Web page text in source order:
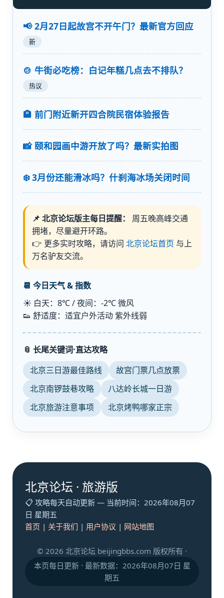
📢 2月27日起故宫不开午门？最新官方回应
新
🍲 牛街必吃榜：白记年糕几点去不排队？
热议
🏨 前门附近新开四合院民宿体验报告
📸 颐和园画中游开放了吗？最新实拍图
❄️ 3月份还能滑冰吗？什刹海冰场关闭时间
📌 北京论坛版主每日提醒：
周五晚高峰交通
拥堵，尽量避开环路。
👉 更多实时攻略，请访问 北京论坛首页 与上
万名驴友交流。
📆 今日天气 & 指数
☀️ 白天：8℃ / 夜间：-2℃ 微风
👟 舒适度：适宜户外活动 紫外线弱
📎 长尾关键词·直达攻略
北京三日游最佳路线
故宫门票几点放票
北京南锣鼓巷攻略
八达岭长城一日游
北京旅游注意事项
北京烤鸭哪家正宗
北京论坛 · 旅游版
📋 攻略每天自动更新 — 当前时间： 2026年08月07
日 星期五
首页 | 关于我们 | 用户协议 | 网站地图
© 2026 北京论坛 beijingbbs.com 版权所有 ·
本页每日更新 · 最新数据：2026年08月07日 星
期五